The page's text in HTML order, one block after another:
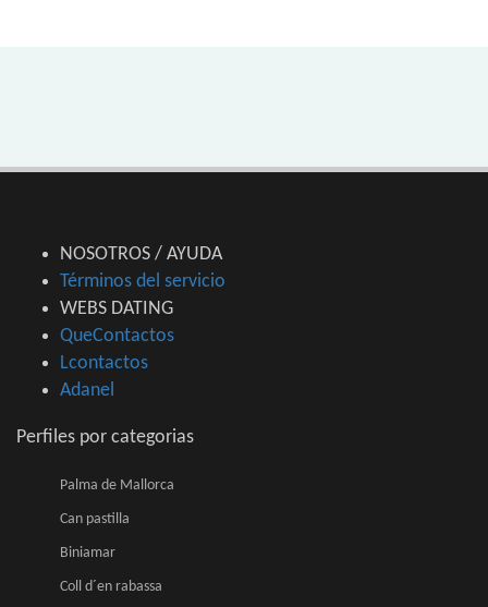
NOSOTROS / AYUDA
Términos del servicio
WEBS DATING
QueContactos
Lcontactos
Adanel
Perfiles por categorias
Palma de Mallorca
Can pastilla
Biniamar
Coll d´en rabassa